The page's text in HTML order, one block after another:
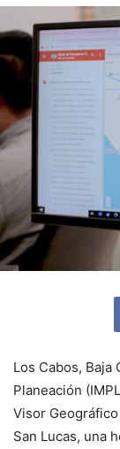
Los Cabos,
Planeación
Visor
San Lucas, una